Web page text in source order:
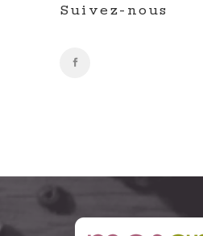
Suivez-nous